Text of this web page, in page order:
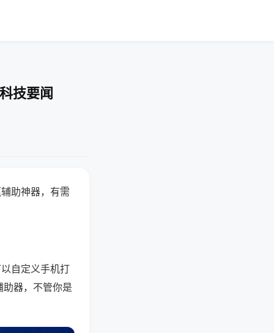
技要闻
助神器，有需
自定义手机打
器，不管你是